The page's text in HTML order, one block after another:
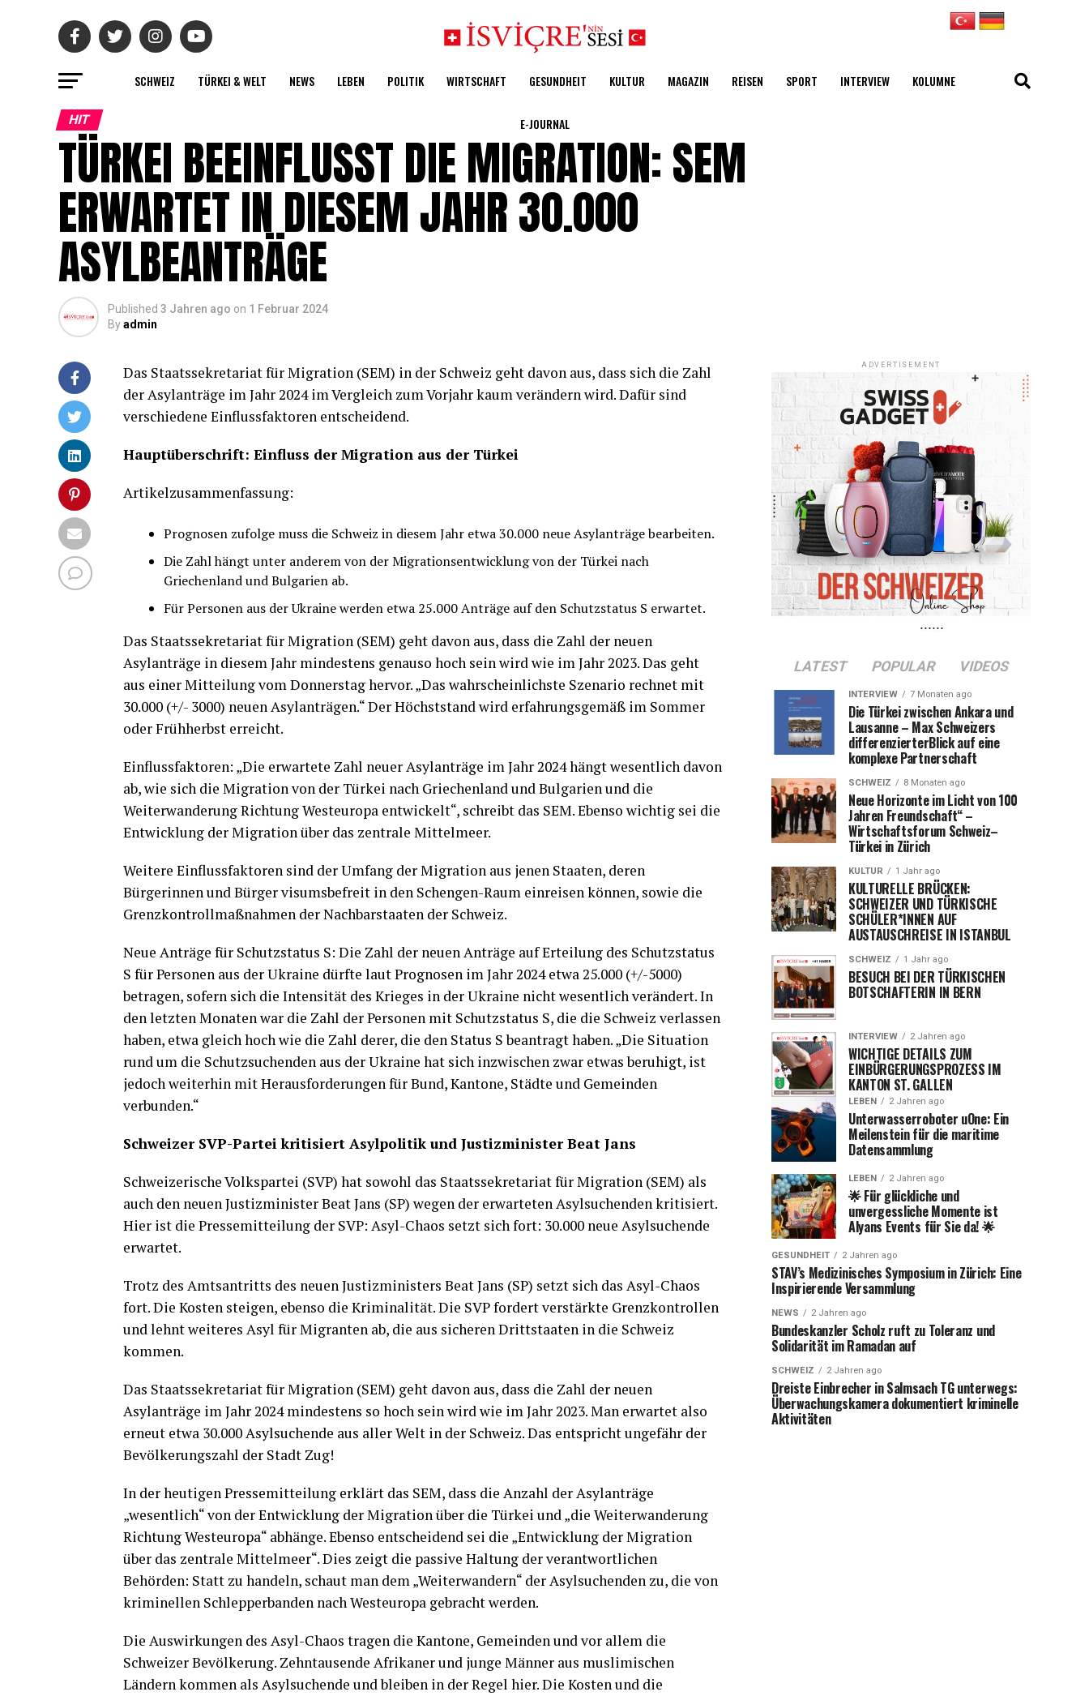
SCHWEIZ TÜRKEI & WELT NEWS LEBEN POLITIK WIRTSCHAFT GESUNDHEIT KULTUR MAGAZIN REISEN SPORT INTERVIEW KOLUMNE
E-JOURNAL
HIT
TÜRKEI BEEINFLUSST DIE MIGRATION: SEM
ERWARTET IN DIESEM JAHR 30.000
ASYLBEANTRÄGE
Published 3 Jahren ago on 1 Februar 2024
Byadmin
Das Staatssekretariat für Migration (SEM) in der Schweiz geht davon aus, dass sich die Zahl
der Asylanträge im Jahr 2024 im Vergleich zum Vorjahr kaum verändern wird. Dafür sind
verschiedene Einflussfaktoren entscheidend.
Hauptüberschrift: Einfluss der Migration aus der Türkei
Artikelzusammenfassung:
Prognosen zufolge muss die Schweiz in diesem Jahr etwa 30.000 neue Asylanträge bearbeiten.
Die Zahl hängt unter anderem von der Migrationsentwicklung von der Türkei nach
Griechenland und Bulgarien ab.
Für Personen aus der Ukraine werden etwa 25.000 Anträge auf den Schutzstatus S erwartet.
Das Staatssekretariat für Migration (SEM) geht davon aus, dass die Zahl der neuen
Asylanträge in diesem Jahr mindestens genauso hoch sein wird wie im Jahr 2023. Das geht
aus einer Mitteilung vom Donnerstag hervor. „Das wahrscheinlichste Szenario rechnet mit
30.000 (+/- 3000) neuen Asylanträgen.“ Der Höchststand wird erfahrungsgemäß im Sommer
oder Frühherbst erreicht.
Einflussfaktoren: „Die erwartete Zahl neuer Asylanträge im Jahr 2024 hängt wesentlich davon
ab, wie sich die Migration von der Türkei nach Griechenland und Bulgarien und die
Weiterwanderung Richtung Westeuropa entwickelt“, schreibt das SEM. Ebenso wichtig sei die
Entwicklung der Migration über das zentrale Mittelmeer.
Weitere Einflussfaktoren sind der Umfang der Migration aus jenen Staaten, deren
Bürgerinnen und Bürger visumsbefreit in den Schengen-Raum einreisen können, sowie die
Grenzkontrollmaßnahmen der Nachbarstaaten der Schweiz.
Neue Anträge für Schutzstatus S: Die Zahl der neuen Anträge auf Erteilung des Schutzstatus
S für Personen aus der Ukraine dürfte laut Prognosen im Jahr 2024 etwa 25.000 (+/-5000)
betragen, sofern sich die Intensität des Krieges in der Ukraine nicht wesentlich verändert. In
den letzten Monaten war die Zahl der Personen mit Schutzstatus S, die die Schweiz verlassen
haben, etwa gleich hoch wie die Zahl derer, die den Status S beantragt haben. „Die Situation
rund um die Schutzsuchenden aus der Ukraine hat sich inzwischen zwar etwas beruhigt, ist
jedoch weiterhin mit Herausforderungen für Bund, Kantone, Städte und Gemeinden
verbunden.“
Schweizer SVP-Partei kritisiert Asylpolitik und Justizminister Beat Jans
Schweizerische Volkspartei (SVP) hat sowohl das Staatssekretariat für Migration (SEM) als
auch den neuen Justizminister Beat Jans (SP) wegen der erwarteten Asylsuchenden kritisiert.
Hier ist die Pressemitteilung der SVP: Asyl-Chaos setzt sich fort: 30.000 neue Asylsuchende
erwartet.
Trotz des Amtsantritts des neuen Justizministers Beat Jans (SP) setzt sich das Asyl-Chaos
fort. Die Kosten steigen, ebenso die Kriminalität. Die SVP fordert verstärkte Grenzkontrollen
und lehnt weiteres Asyl für Migranten ab, die aus sicheren Drittstaaten in die Schweiz
kommen.
Das Staatssekretariat für Migration (SEM) geht davon aus, dass die Zahl der neuen
Asylanträge im Jahr 2024 mindestens so hoch sein wird wie im Jahr 2023. Man erwartet also
erneut etwa 30.000 Asylsuchende aus aller Welt in der Schweiz. Das entspricht ungefähr der
Bevölkerungszahl der Stadt Zug!
In der heutigen Pressemitteilung erklärt das SEM, dass die Anzahl der Asylanträge
„wesentlich“ von der Entwicklung der Migration über die Türkei und „die Weiterwanderung
Richtung Westeuropa“ abhänge. Ebenso entscheidend sei die „Entwicklung der Migration
über das zentrale Mittelmeer“. Dies zeigt die passive Haltung der verantwortlichen
Behörden: Statt zu handeln, schaut man dem „Weiterwandern“ der Asylsuchenden zu, die von
kriminellen Schlepperbanden nach Westeuropa gebracht werden.
Die Auswirkungen des Asyl-Chaos tragen die Kantone, Gemeinden und vor allem die
Schweizer Bevölkerung. Zehntausende Afrikaner und junge Männer aus muslimischen
Ländern kommen als Asylsuchende und bleiben in der Regel hier. Die Kosten und die
ADVERTISEMENT
LATEST POPULAR VIDEOS
INTERVIEW 7 Monaten ago
Die Türkei zwischen Ankara und
Lausanne – Max Schweizers
differenzierterBlick auf eine
komplexe Partnerschaft
SCHWEIZ 8 Monaten ago
Neue Horizonte im Licht von 100
Jahren Freundschaft“ –
Wirtschaftsforum Schweiz–
Türkei in Zürich
KULTUR 1 Jahr ago
KULTURELLE BRÜCKEN:
SCHWEIZER UND TÜRKISCHE
SCHÜLER*INNEN AUF
AUSTAUSCHREISE IN ISTANBUL
SCHWEIZ 1 Jahr ago
BESUCH BEI DER TÜRKISCHEN
BOTSCHAFTERIN IN BERN
INTERVIEW 2 Jahren ago
WICHTIGE DETAILS ZUM
EINBÜRGERUNGSPROZESS IM
KANTON ST. GALLEN
LEBEN 2 Jahren ago
Unterwasserroboter uOne: Ein
Meilenstein für die maritime
Datensammlung
LEBEN 2 Jahren ago
🌟 Für glückliche und
unvergessliche Momente ist
Alyans Events für Sie da! 🌟
GESUNDHEIT 2 Jahren ago
STAV’s Medizinisches Symposium in Zürich: Eine
Inspirierende Versammlung
NEWS 2 Jahren ago
Bundeskanzler Scholz ruft zu Toleranz und
Solidarität im Ramadan auf
SCHWEIZ 2 Jahren ago
Dreiste Einbrecher in Salmsach TG unterwegs:
Überwachungskamera dokumentiert kriminelle
Aktivitäten